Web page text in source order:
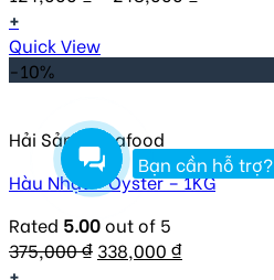
+
Quick View
-10%
Hải Sản - Seafood
Hàu Nhật – Oyster – 1KG
Rated 5.00out of 5
375,000₫ Original
338,000 ₫Current
Bạn cần hỗ trợ?